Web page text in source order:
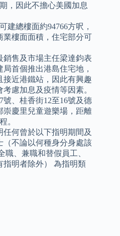
，因此不擔心美國加息
建總樓面約94766方呎，
業樓面面積，住宅部分可
售及市場主任梁達鈞表
首個推出港島住宅地，
近港鐵站，因此有興趣
慮加息及疫情等因素。
號、桂香街12至16號及德
崇慶里兒童遊樂場，距離
。
何曾於以下指明期間及
（不論以何種身分身處該
職、兼職和替假員工、
指明者除外） 為指明類